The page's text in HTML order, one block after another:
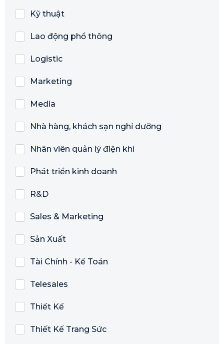
Kỹ thuật
Lao động phổ thông
Logistic
Marketing
Media
Nhà hàng, khách sạn nghỉ dưỡng
Nhân viên quản lý điện khí
Phát triển kinh doanh
R&D
Sales & Marketing
Sản Xuất
Tài Chính - Kế Toán
Telesales
Thiết Kế
Thiết Kế Trang Sức